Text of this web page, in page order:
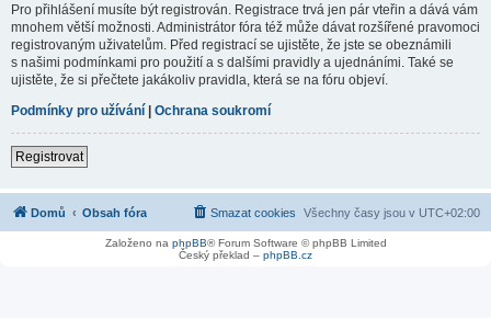
Pro přihlášení musíte být registrován. Registrace trvá jen pár vteřin a dává vám
mnohem větší možnosti. Administrátor fóra též může dávat rozšířené pravomoci
registrovaným uživatelům. Před registrací se ujistěte, že jste se obeznámili
s našimi podmínkami pro použití a s dalšími pravidly a ujednáními. Také se
ujistěte, že si přečtete jakákoliv pravidla, která se na fóru objeví.
Podmínky pro užívání | Ochrana soukromí
Registrovat
Domů Obsah fóra Všechny časy jsou v UTC+02:00
Smazat cookies
Založeno na phpBB® Forum Software © phpBB Limited
Český překlad – phpBB.cz